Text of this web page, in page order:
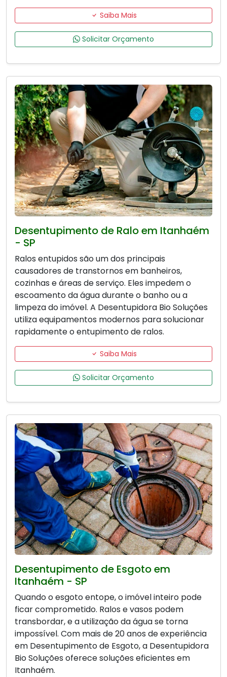
Saiba Mais
Solicitar Orçamento
Desentupimento de Ralo em Itanhaém
- SP
Ralos entupidos são um dos principais
causadores de transtornos em banheiros,
cozinhas e áreas de serviço. Eles impedem o
escoamento da água durante o banho ou a
limpeza do imóvel. A Desentupidora Bio Soluções
utiliza equipamentos modernos para solucionar
rapidamente o entupimento de ralos.
Saiba Mais
Solicitar Orçamento
Desentupimento de Esgoto em
Itanhaém - SP
Quando o esgoto entope, o imóvel inteiro pode
ficar comprometido. Ralos e vasos podem
transbordar, e a utilização da água se torna
impossível. Com mais de 20 anos de experiência
em Desentupimento de Esgoto, a Desentupidora
Bio Soluções oferece soluções eficientes em
Itanhaém.